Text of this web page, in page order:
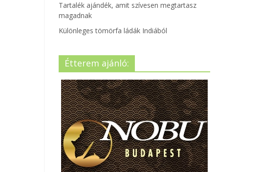
Tartalék ajándék, amit szívesen megtartasz
magadnak
Különleges tömörfa ládák Indiából
Étterem ajánló: